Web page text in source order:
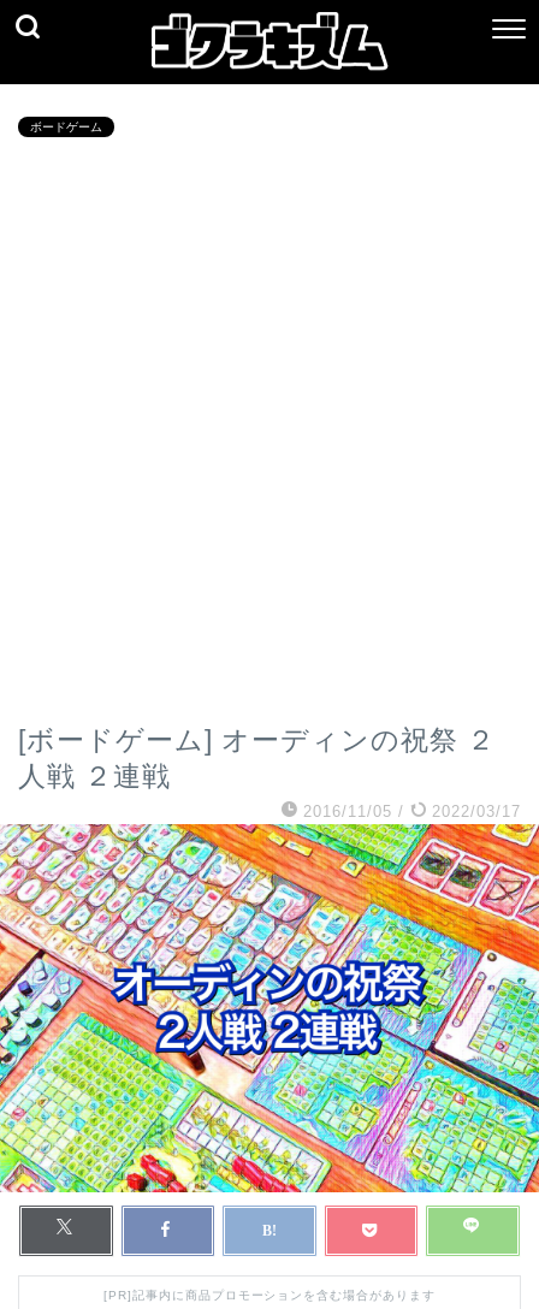
ボードゲーム
[ボードゲーム] オーディンの祝祭 ２
人戦 ２連戦
2016/11/05 / 2022/03/17
[PR]記事内に商品プロモーションを含む場合があります